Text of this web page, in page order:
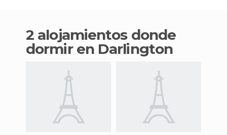
2 alojamientos donde
dormir en Darlington